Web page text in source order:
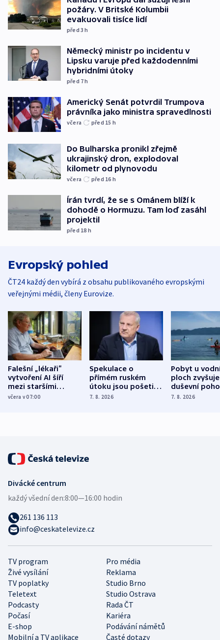
požáry. V Britské Kolumbii
evakuovali tisíce lidí
před 3h
Německý ministr po incidentu v
Lipsku varuje před každodenními
hybridními útoky
před 7h
Americký Senát potvrdil Trumpova
právníka jako ministra spravedlnosti
včera před 15 h
Do Bulharska pronikl zřejmě
ukrajinský dron, explodoval
kilometr od plynovodu
včera před 16 h
Írán tvrdí, že se s Ománem blíží k
dohodě o Hormuzu. Tam loď zasáhl
projektil
před 18 h
Evropský pohled
ČT24 každý den vybírá z obsahu publikovaného evropskými
veřejnými médii, členy Eurovize.
Falešní „lékaři“
vytvoření AI šíří
mezi staršími
Poláky nebezpečné
včera v 07:00
Spekulace o
přímém ruském
útoku jsou pošetilé,
míní estonský
7. 8. 2026
Pobyt u
ploch zvyšuje
duševní
ukázala
7. 8. 2026
TV program
Pro média
Živé vysílání
Reklama
TV poplatky
Studio Brno
Teletext
Studio Ostrava
Podcasty
Rada ČT
Počasí
Kariéra
E-shop
Podávání námětů
Mobilní a TV aplikace
Časté dotazy
Divácké centrum
každý všední den:8:00—16:00 hodin
261 136 113
info@ceskatelevize.cz